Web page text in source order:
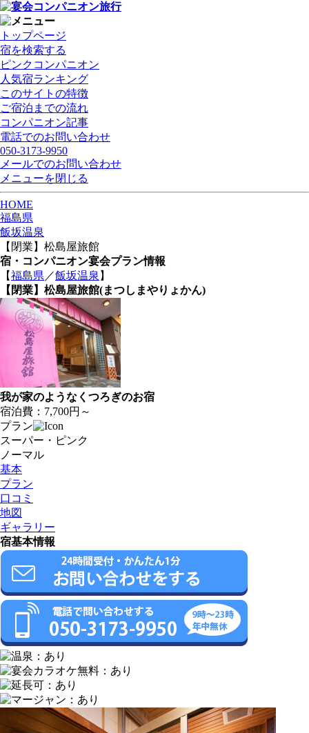
トップページ
宿を検索する
ピンクコンパニオン
人気宿ランキング
このサイトの特徴
ご宿泊までの流れ
コンパニオン記事
電話でのお問い合わせ
050-3173-9950
メールでのお問い合わせ
メニューを閉じる
HOME
福島県
飯坂温泉
【閉業】松島屋旅館
宿・コンパニオン宴会プラン情報
【福島県 ／飯坂温泉 】
【閉業】松島屋旅館(まつしまやりょかん)
我が家のようなくつろぎのお宿
宿泊費： 7,700円～
プラン
スーパー・ピンク
ノーマル
基本
プラン
口コミ
地図
ギャラリー
宿基本情報